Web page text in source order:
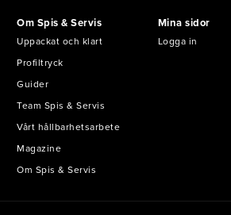
Om Spis & Servis
Uppackat och klart
Profiltryck
Guider
Team Spis & Servis
Vårt hållbarhetsarbete
Magazine
Om Spis & Servis
Mina sidor
Logga in